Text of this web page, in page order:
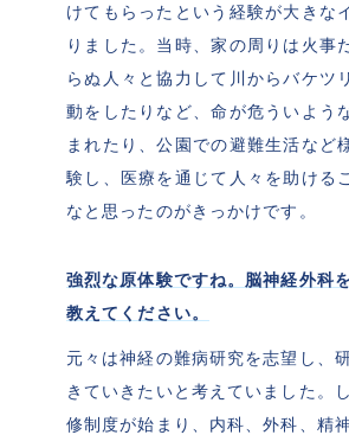
けてもらったという経験が大きな
りました。当時、家の周りは火事
らぬ人々と協力して川からバケツ
動をしたりなど、命が危ういよう
まれたり、公園での避難生活など
験し、医療を通じて人々を助ける
なと思ったのがきっかけです。
強烈な原体験ですね。脳神経外科
教えてください。
元々は神経の難病研究を志望し、
きていきたいと考えていました。
修制度が始まり、内科、外科、精